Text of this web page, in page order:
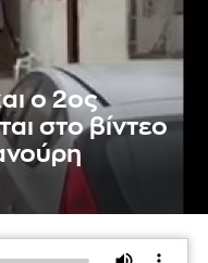
ο 2ος
στο βίντεο